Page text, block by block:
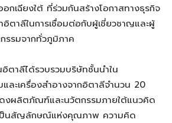
อกเฉียงใต้ ที่ร่วมกันสร้างโอกาสทางธุรกิจ
ตาลีในการเชื่อมต่อกับผู้เชี่ยวชาญและผู้
รรมจากทั่วภูมิภาค
ตาลีได้รวบรวมบริษัทชั้นนำใน
ละเครื่องสำอางจากอิตาลีจำนวน 20
งผลิตภัณฑ์และนวัตกรรมภายใต้แนวคิด
ป็นสัญลักษณ์แห่งคุณภาพ ความคิด